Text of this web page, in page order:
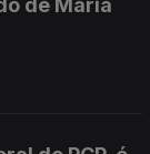
de Maria